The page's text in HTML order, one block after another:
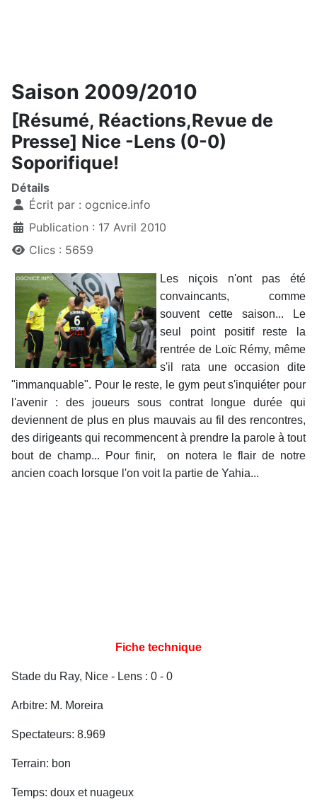
Saison 2009/2010
[Résumé, Réactions,Revue de
Presse] Nice -Lens (0-0)
Soporifique!
Détails
Écrit par : ogcnice.info
Publication : 17 Avril 2010
Clics : 5659
Les niçois n'ont pas été
convaincants, comme
souvent cette saison... Le
seul point positif reste la
rentrée de Loïc Rémy, même
s'il rata une occasion dite
"immanquable". Pour le reste, le gym peut s'inquiéter pour
l'avenir : des joueurs sous contrat longue durée qui
deviennent de plus en plus mauvais au fil des rencontres,
des dirigeants qui recommencent à prendre la parole à tout
bout de champ... Pour finir, on notera le flair de notre
ancien coach lorsque l'on voit la partie de Yahia...
Fiche technique
Stade du Ray, Nice - Lens : 0 - 0
Arbitre: M. Moreira
Spectateurs: 8.969
Terrain: bon
Temps: doux et nuageux